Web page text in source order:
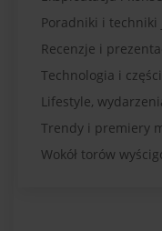
Poradniki i techniki
Recenzje i
Technologia i
Lifestyle,
Trendy i premiery
Wokół torów